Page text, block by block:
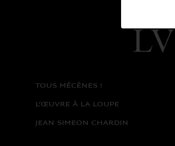
Avec
TOUS MÉCÈNES !
L’ŒUVRE À LA LOUPE
JEAN SIMEON CHARDIN